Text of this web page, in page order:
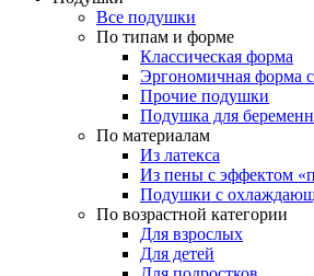
Все подушки
По типам и форме
Классическая форма
Эргономичная форма
Прочие подушки
Подушка для
По материалам
Из латекса
Из пены с эффектом
Подушки с
По возрастной категории
Для взрослых
Для детей